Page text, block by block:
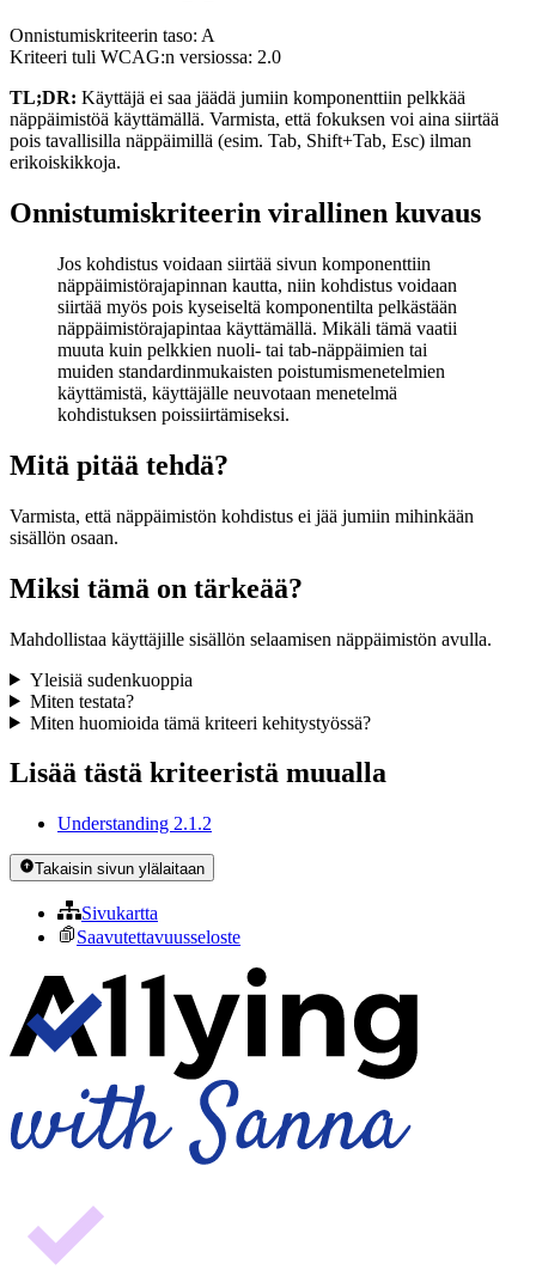
Onnistumiskriteerin taso: A
Kriteeri tuli WCAG:n versiossa: 2.0
TL;DR: Käyttäjä ei saa jäädä jumiin komponenttiin pelkkää
näppäimistöä käyttämällä. Varmista, että fokuksen voi aina siirtää
pois tavallisilla näppäimillä (esim. Tab, Shift+Tab, Esc) ilman
erikoiskikkoja.
Onnistumiskriteerin virallinen kuvaus
Jos kohdistus voidaan siirtää sivun komponenttiin
näppäimistörajapinnan kautta, niin kohdistus voidaan
siirtää myös pois kyseiseltä komponentilta pelkästään
näppäimistörajapintaa käyttämällä. Mikäli tämä vaatii
muuta kuin pelkkien nuoli- tai tab-näppäimien tai
muiden standardinmukaisten poistumismenetelmien
käyttämistä, käyttäjälle neuvotaan menetelmä
kohdistuksen poissiirtämiseksi.
Mitä pitää tehdä?
Varmista, että näppäimistön kohdistus ei jää jumiin mihinkään
sisällön osaan.
Miksi tämä on tärkeää?
Mahdollistaa käyttäjille sisällön selaamisen näppäimistön avulla.
Yleisiä sudenkuoppia
Miten testata?
Miten huomioida tämä kriteeri kehitystyössä?
Lisää tästä kriteeristä muualla
Understanding 2.1.2
Takaisin sivun ylälaitaan
Sivukartta
Saavutettavuusseloste